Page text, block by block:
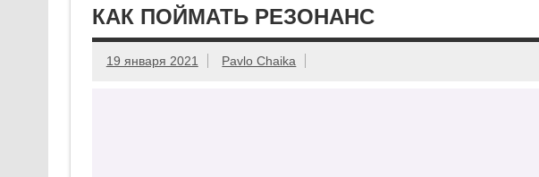
КАК ПОЙМАТЬ РЕЗОНАНС
19 января 2021 Pavlo Chaika